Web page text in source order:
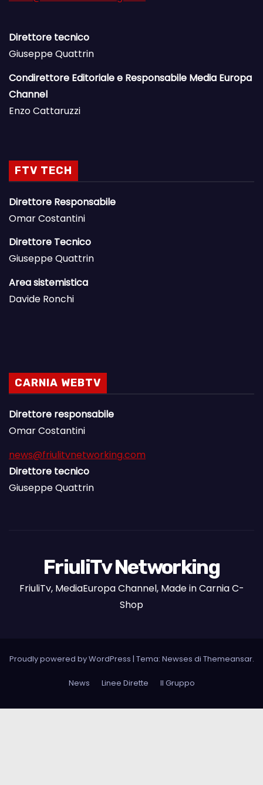
Direttore tecnico
Giuseppe Quattrin
Condirettore Editoriale e Responsabile Media Europa
Channel
Enzo Cattaruzzi
FTV TECH
Direttore Responsabile
Omar Costantini
Direttore Tecnico
Giuseppe Quattrin
Area sistemistica
Davide Ronchi
CARNIA WEBTV
Direttore responsabile
Omar Costantini
news@friulitvnetworking.com
Direttore tecnico
Giuseppe Quattrin
FriuliTv Networking
FriuliTv, MediaEuropa Channel, Made in Carnia C-
Shop
Proudly powered by WordPress | Tema: Newses di Themeansar.
News Linee Dirette Il Gruppo